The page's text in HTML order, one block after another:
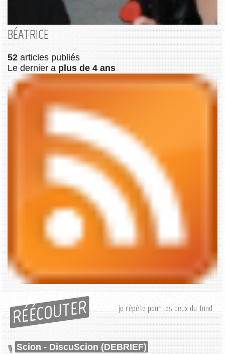
BÉATRICE
52 articles publiés
Le dernier a plus de 4 ans
RÉÉCOUTER je répète pour les deux du fond
Scion - DiscuScion (DEBRIEF)